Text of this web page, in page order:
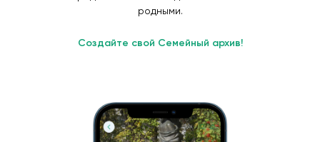
родными.
Создайте свой Семейный архив!